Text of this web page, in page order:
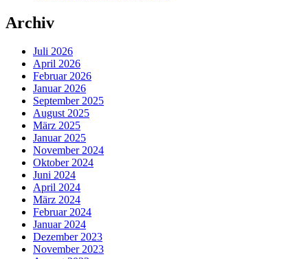
Archiv
Juli 2026
April 2026
Februar 2026
Januar 2026
September 2025
August 2025
März 2025
Januar 2025
November 2024
Oktober 2024
Juni 2024
April 2024
März 2024
Februar 2024
Januar 2024
Dezember 2023
November 2023